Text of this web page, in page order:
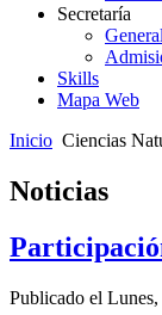
Secretaría
General
Skills
Mapa Web
Inicio Ciencias
Noticias
Publicado el